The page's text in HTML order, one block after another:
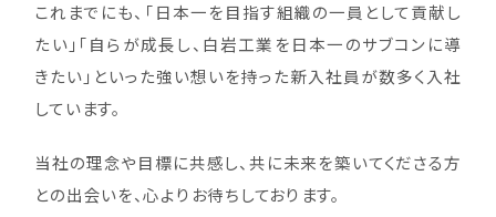
これまでにも、「日本一を目指す組織の一員として貢献し
たい」「自らが成長し、白岩工業を日本一のサブコンに導
きたい」といった強い想いを持った新入社員が数多く入社
しています。
当社の理念や目標に共感し、共に未来を築いてくださる方
との出会いを、心よりお待ちしております。